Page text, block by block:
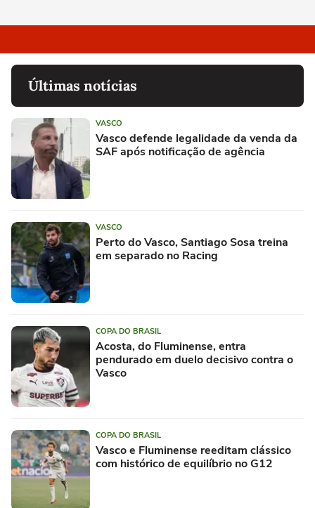
Últimas notícias
VASCO
Vasco defende legalidade da venda da
SAF após notificação de agência
VASCO
Perto do Vasco, Santiago Sosa treina
em separado no Racing
COPA DO BRASIL
Acosta, do Fluminense, entra
pendurado em duelo decisivo contra o
Vasco
COPA DO BRASIL
Vasco e Fluminense reeditam clássico
com histórico de equilíbrio no G12